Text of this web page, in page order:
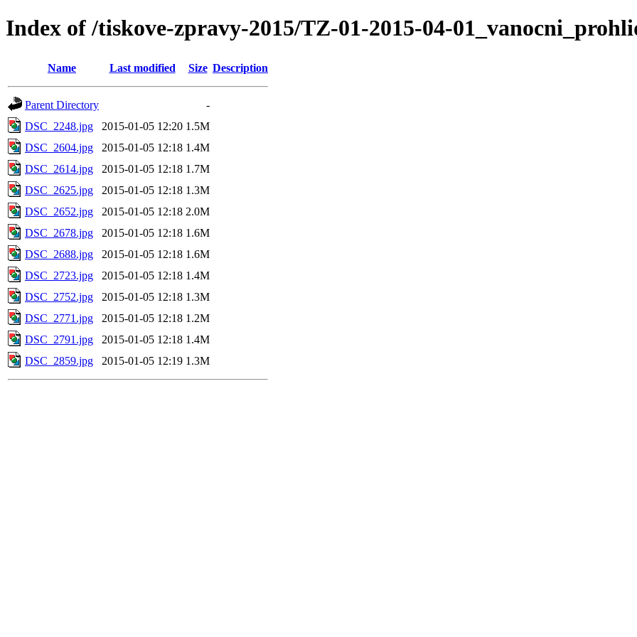
Index of /tiskove-zpravy-2015/TZ-01-2015-04-
Name Last modified Size Description
Parent Directory
-
DSC_2248.jpg
2015-01-05 12:20 1.5M
DSC_2604.jpg
2015-01-05 12:18 1.4M
DSC_2614.jpg
2015-01-05 12:18 1.7M
DSC_2625.jpg
2015-01-05 12:18 1.3M
DSC_2652.jpg
2015-01-05 12:18 2.0M
DSC_2678.jpg
2015-01-05 12:18 1.6M
DSC_2688.jpg
2015-01-05 12:18 1.6M
DSC_2723.jpg
2015-01-05 12:18 1.4M
DSC_2752.jpg
2015-01-05 12:18 1.3M
DSC_2771.jpg
2015-01-05 12:18 1.2M
DSC_2791.jpg
2015-01-05 12:18 1.4M
DSC_2859.jpg
2015-01-05 12:19 1.3M